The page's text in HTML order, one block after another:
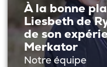
À la bonne
Liesbeth de
de son
Merkator
Notre équipe